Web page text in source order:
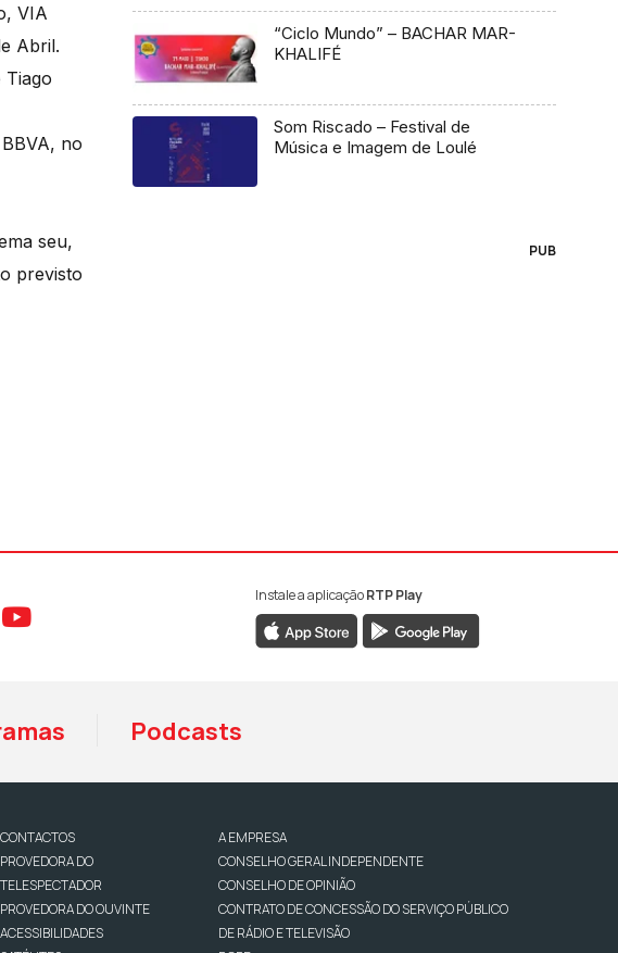
VIA
Abril.
Tiago
no
seu,
previsto
“Ciclo Mundo” – BACHAR MAR-
KHALIFÉ
Som Riscado – Festival de
Música e Imagem de Loulé
PUB
ao Facebook da RTP Antena 1
ao Instagram da RTP Antena 1
Aceder ao YouTube da RTP Antena 1
Instale a aplicaçãoRTP Play
Podcasts
CONTACTOS
PROVEDORA DO
TELESPECTADOR
PROVEDORA DO OUVINTE
ACESSIBILIDADES
A EMPRESA
CONSELHO GERAL INDEPENDENTE
CONSELHO DE OPINIÃO
CONTRATO DE CONCESSÃO DO SERVIÇO PÚBLICO
DE RÁDIO E TELEVISÃO